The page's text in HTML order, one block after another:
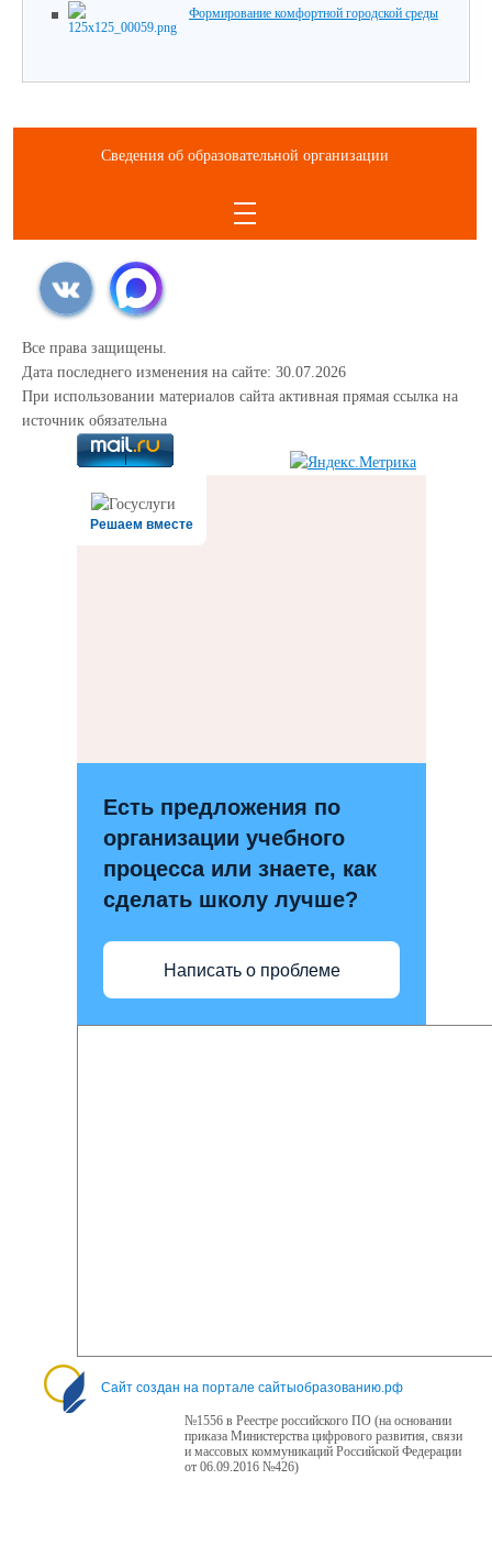
Формирование комфортной городской среды
Сведения об образовательной организации
Все права защищены.
Дата последнего изменения на сайте: 30.07.2026
При использовании материалов сайта активная прямая ссылка на
источник обязательна
Решаем вместе
Есть предложения по
организации учебного
процесса или знаете, как
сделать школу лучше?
Написать о проблеме
Сайт создан на портале сайтыобразованию.рф
№1556 в Реестре российского ПО (на основании
приказа Министерства цифрового развития, связи
и массовых коммуникаций Российской Федерации
от 06.09.2016 №426)